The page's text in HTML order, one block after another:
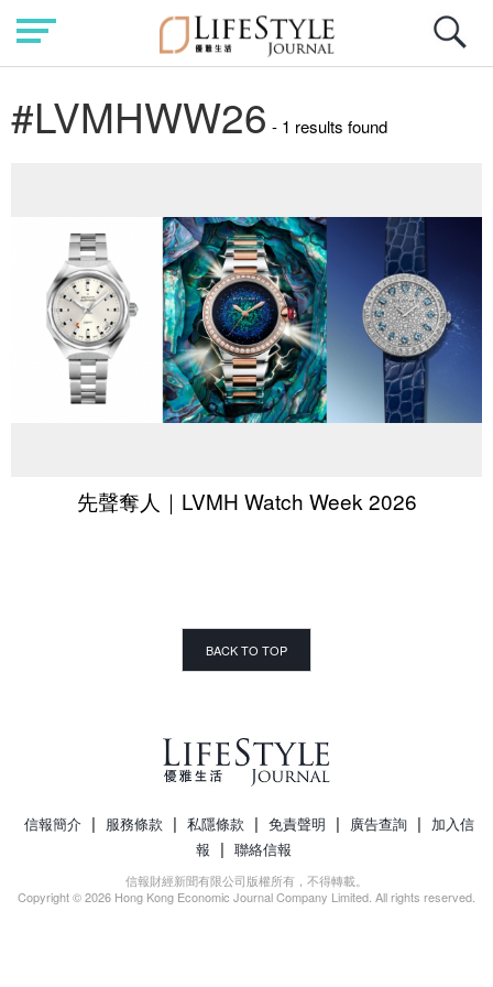
#LVMHWW26 - 1 results found
先聲奪人｜LVMH Watch Week 2026
BACK TO TOP
信報簡介 | 服務條款 | 私隱條款 | 免責聲明 | 廣告查詢 | 加入信
報 | 聯絡信報
信報財經新聞有限公司版權所有，不得轉載。
Copyright © 2026 Hong Kong Economic Journal Company Limited. All rights reserved.